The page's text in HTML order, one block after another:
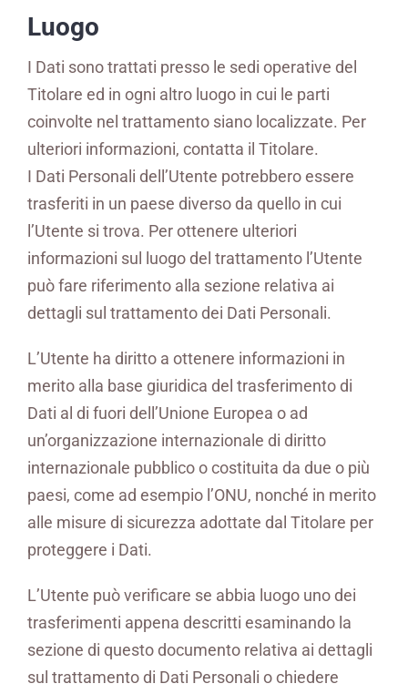
Luogo
I Dati sono trattati presso le sedi operative del
Titolare ed in ogni altro luogo in cui le parti
coinvolte nel trattamento siano localizzate. Per
ulteriori informazioni, contatta il Titolare.
I Dati Personali dell’Utente potrebbero essere
trasferiti in un paese diverso da quello in cui
l’Utente si trova. Per ottenere ulteriori
informazioni sul luogo del trattamento l’Utente
può fare riferimento alla sezione relativa ai
dettagli sul trattamento dei Dati Personali.
L’Utente ha diritto a ottenere informazioni in
merito alla base giuridica del trasferimento di
Dati al di fuori dell’Unione Europea o ad
un’organizzazione internazionale di diritto
internazionale pubblico o costituita da due o più
paesi, come ad esempio l’ONU, nonché in merito
alle misure di sicurezza adottate dal Titolare per
proteggere i Dati.
L’Utente può verificare se abbia luogo uno dei
trasferimenti appena descritti esaminando la
sezione di questo documento relativa ai dettagli
sul trattamento di Dati Personali o chiedere